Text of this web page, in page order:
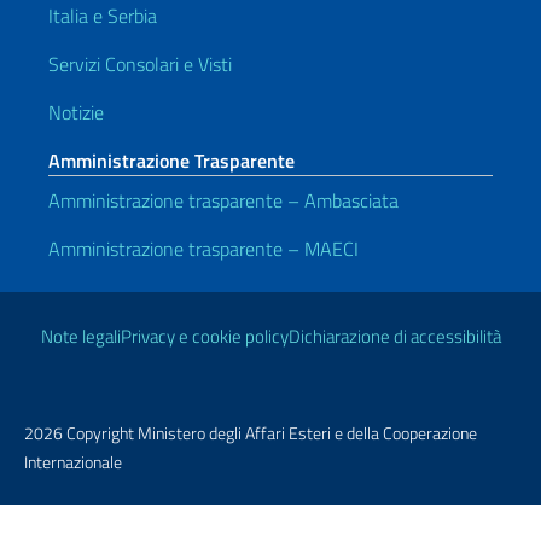
Italia e Serbia
Servizi Consolari e Visti
Notizie
Amministrazione Trasparente
Amministrazione trasparente – Ambasciata
Amministrazione trasparente – MAECI
Link Utili
Note legaliPrivacy e cookie policyDichiarazione di accessibilità
2026 Copyright Ministero degli Affari Esteri e della Cooperazione
Internazionale